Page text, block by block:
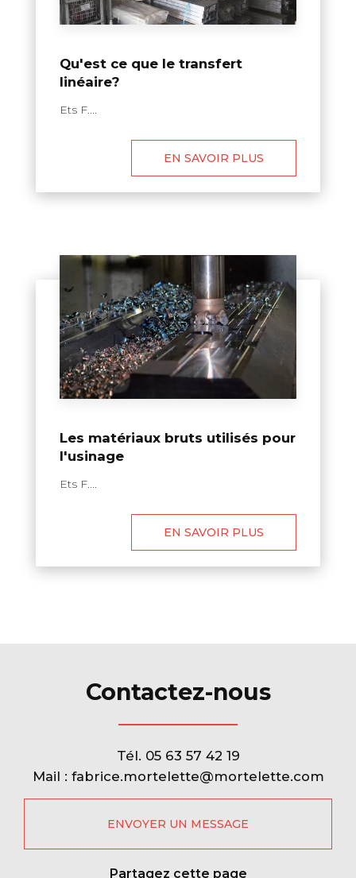
Qu'est ce que le transfert
linéaire?
Ets F....
EN SAVOIR PLUS
Les matériaux bruts utilisés pour
l'usinage
Ets F....
EN SAVOIR PLUS
Contactez-nous
Tél. 05 63 57 42 19
Mail : fabrice.mortelette@mortelette.com
ENVOYER UN MESSAGE
Partagez cette page